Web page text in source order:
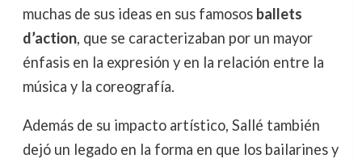
muchas de sus ideas en sus famosos ballets
d’action, que se caracterizaban por un mayor
énfasis en la expresión y en la relación entre la
música y la coreografía.
Además de su impacto artístico, Sallé también
dejó un legado en la forma en que los bailarines y